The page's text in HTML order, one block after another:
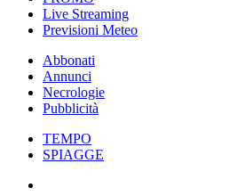
Live Streaming
Previsioni Meteo
Abbonati
Annunci
Necrologie
Pubblicità
TEMPO
SPIAGGE